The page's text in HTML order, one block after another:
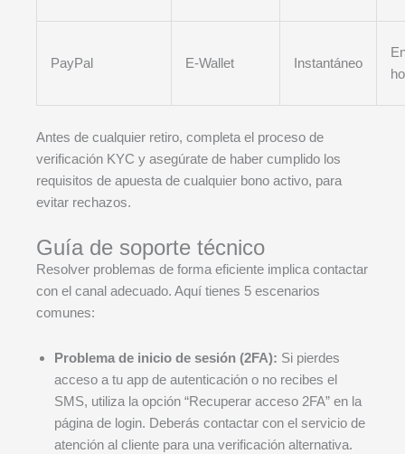
PayPal E-Wallet Instantáneo
Antes de cualquier retiro, completa el proceso de
verificación KYC y asegúrate de haber cumplido los
requisitos de apuesta de cualquier bono activo, para
evitar rechazos.
Guía de soporte técnico
Resolver problemas de forma eficiente implica contactar
con el canal adecuado. Aquí tienes 5 escenarios
comunes:
Problema de inicio de sesión (2FA): Si pierdes
acceso a tu app de autenticación o no recibes el
SMS, utiliza la opción “Recuperar acceso 2FA” en la
página de login. Deberás contactar con el servicio de
atención al cliente para una verificación alternativa.